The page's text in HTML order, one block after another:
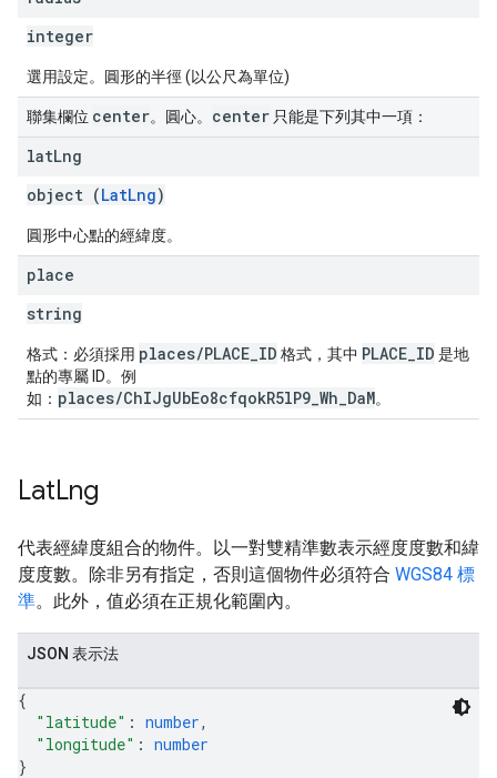
integer
選用設定。圓形的半徑 (以公尺為單位)
聯集欄位 center。圓心。 center 只能是下列其中一項：
latLng
object (LatLng)
圓形中心點的經緯度。
place
string
格式： 必須採用 places/PLACE_ID 格式，其中 PLACE_ID 是地
點的專屬 ID。例
如： places/ChIJgUbEo8cfqokR5lP9_Wh_DaM。
LatLng
代表經緯度組合的物件。以一對雙精準數表示經度度數和緯
度度數。除非另有指定，否則這個物件必須符合 WGS84 標
準。此外，值必須在正規化範圍內。
JSON 表示法
{
"latitude" : number,
"longitude" : number
}